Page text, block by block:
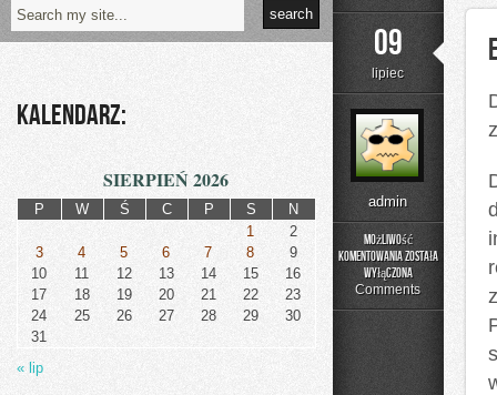
09
lipiec
admin
Możliwość
komentowania
Energooszczędność
Ekologia
została
wyłączona
Comments
Kalendarz:
SIERPIEŃ 2026
P W Ś C P S
N
1
2
3
4 5 6 7 8
9
10
11 12 13 14 15
16
17
18 19 20 21 22
23
24
25 26 27 28 29
30
31
« lip